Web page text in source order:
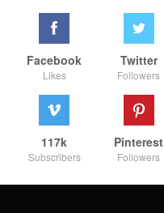
Facebook
Likes
Twitter
Followers
117k
Subscribers
Pinterest
Followers